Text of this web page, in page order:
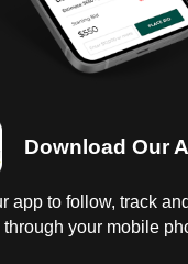
Download Our
app to follow, track
through your mobile